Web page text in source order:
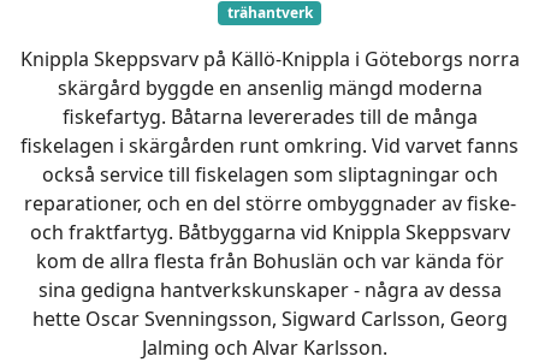
trähantverk
Knippla Skeppsvarv på Källö-Knippla i Göteborgs norra
skärgård byggde en ansenlig mängd moderna
fiskefartyg. Båtarna levererades till de många
fiskelagen i skärgården runt omkring. Vid varvet fanns
också service till fiskelagen som sliptagningar och
reparationer, och en del större ombyggnader av fiske-
och fraktfartyg. Båtbyggarna vid Knippla Skeppsvarv
kom de allra flesta från Bohuslän och var kända för
sina gedigna hantverkskunskaper - några av dessa
hette Oscar Svenningsson, Sigward Carlsson, Georg
Jalming och Alvar Karlsson.